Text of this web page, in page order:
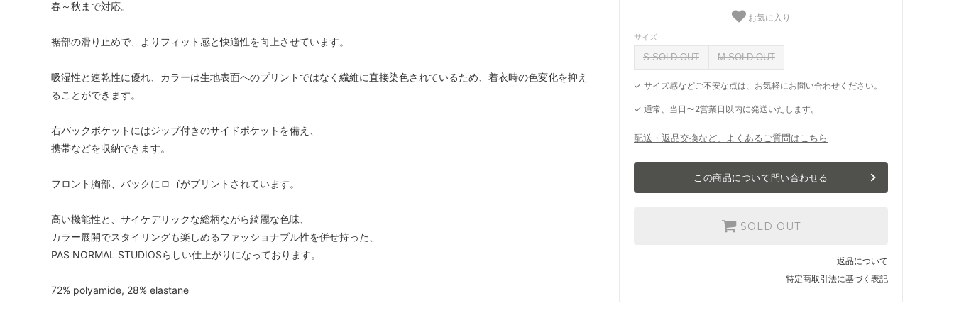
お気に入り
サイズ
S SOLD OUT M SOLD OUT
✓ サイズ感などご不安な点は、お気軽にお問い合わせください。
✓ 通常、当日〜2営業日以内に発送いたします。
配送・返品交換など、よくあるご質問はこちら
この商品について問い合わせる
SOLD OUT
返品について
特定商取引法に基づく表記
春～秋まで対応。
裾部の滑り止めで、よりフィット感と快適性を向上させています。
吸湿性と速乾性に優れ、カラーは生地表面へのプリントではなく繊維に直接染色されているため、着衣時の色変化を抑え
ることができます。
右バックボケットにはジップ付きのサイドポケットを備え、
携帯などを収納できます。
フロント胸部、バックにロゴがプリントされています。
高い機能性と、サイケデリックな総柄ながら綺麗な色味、
カラー展開でスタイリングも楽しめるファッショナブル性を併せ持った、
PAS NORMAL STUDIOSらしい仕上がりになっております。
72% polyamide, 28% elastane